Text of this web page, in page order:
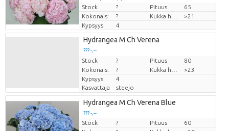
Stock
? Pituus
65
Kokonais:
?
>21
Kypsyys
4
Hydrangea M Ch Verena
??? -,--
Hinta per kappale
Stock ? Pituus
80
Kokonais:
?
>23
Kypsyys
4
Kasvattaja
steejo
Hydrangea M Ch Verena Blue
??? -,--
Hinta per kappale
Stock ? Pituus
60